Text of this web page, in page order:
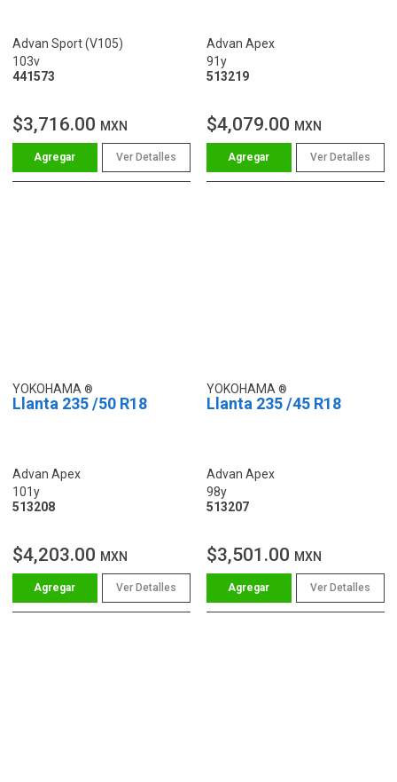
Advan Sport (V105)
103v
441573
$3,716.00 MXN
Ver Detalles
Advan Apex
91y
513219
$4,079.00 MXN
Ver Detalles
YOKOHAMA
Llanta 235 /50 R18
Advan Apex
101y
513208
$4,203.00 MXN
Ver Detalles
YOKOHAMA
Llanta 235 /45 R18
Advan Apex
98y
513207
$3,501.00 MXN
Ver Detalles